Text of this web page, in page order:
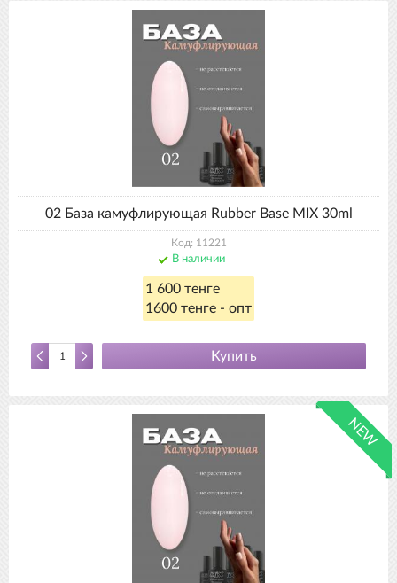
02 База камуфлирующая Rubber Base MIX 30ml
Код: 11221
В наличии
1 600 тенге
1600 тенге - опт
Купить
NEW